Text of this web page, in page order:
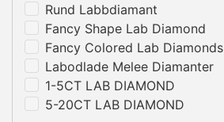
Rund Labbdiamant
Fancy Shape Lab Diamond
Fancy Colored Lab Diamonds
Labodlade Melee Diamanter
1-5CT LAB DIAMOND
5-20CT LAB DIAMOND